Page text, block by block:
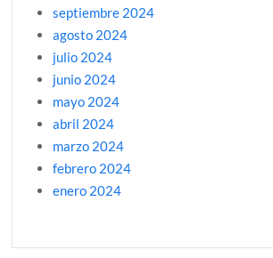
septiembre 2024
agosto 2024
julio 2024
junio 2024
mayo 2024
abril 2024
marzo 2024
febrero 2024
enero 2024